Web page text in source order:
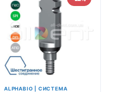
ALPHABIO | СИСТЕМА